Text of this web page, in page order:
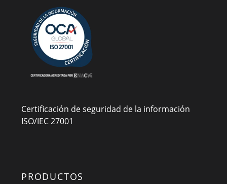
Certificación de seguridad de la información
ISO/IEC 27001
PRODUCTOS